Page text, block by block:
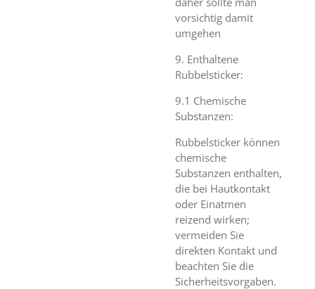
vorsichtig damit
umgehen
9. Enthaltene
Rubbelsticker:
9.1 Chemische
Substanzen:
Rubbelsticker können
chemische
Substanzen enthalten,
die bei Hautkontakt
oder Einatmen
reizend wirken;
vermeiden Sie
direkten Kontakt und
beachten Sie die
Sicherheitsvorgaben.